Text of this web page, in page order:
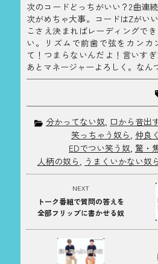
次のコードどっちがいい？2曲連
次がめちゃ大事。コードはZがい
こさえ決まればレーディングで
い。リズムで前歯で弦をカンカ
て！つまらないんだよ！言いすぎ
あとマネージャーよろしく。なん
分かってない奴 口から音出
笑っちゃう奴ら 仲良
EDでつい笑う奴 驚・
人柄の奴ら
うまくいかない奴ら
NEXT
トーク番組で質問の答えを
全部フリップに書かせる奴